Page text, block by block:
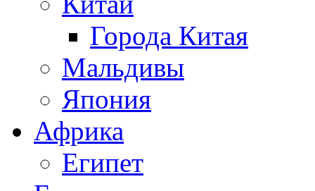
Города Китая
Мальдивы
Япония
Африка
Египет